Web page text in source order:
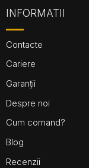
INFORMATII
Contacte
Cariere
Garanții
Despre noi
Cum comand?
Blog
Recenzii